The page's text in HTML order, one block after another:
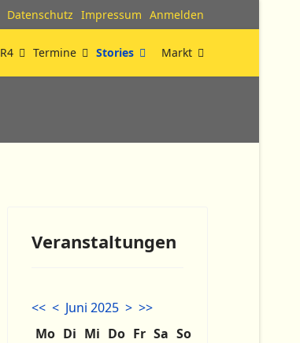
Datenschutz Impressum Anmelden
R4 Termine Stories Markt
Veranstaltungen
<< < Juni 2025 > >>
Mo Di Mi Do Fr Sa So